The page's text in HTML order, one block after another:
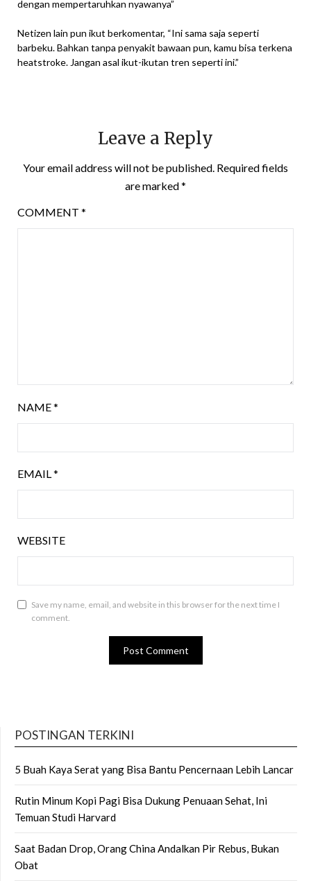
dengan mempertaruhkan nyawanya”
Netizen lain pun ikut berkomentar, “Ini sama saja seperti
barbeku. Bahkan tanpa penyakit bawaan pun, kamu bisa terkena
heatstroke. Jangan asal ikut-ikutan tren seperti ini.”
Leave a Reply
Your email address will not be published. Required fields
are marked*
COMMENT *
NAME*
EMAIL *
WEBSITE
Save my name, email, and website in this browser for the next time I
comment.
POSTINGAN TERKINI
5 Buah Kaya Serat yang Bisa Bantu Pencernaan Lebih Lancar
Rutin Minum Kopi Pagi Bisa Dukung Penuaan Sehat, Ini
Temuan Studi Harvard
Saat Badan Drop, Orang China Andalkan Pir Rebus, Bukan
Obat